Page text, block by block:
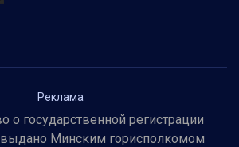
Реклама
о государственной регистрации
Минским горисполкомом